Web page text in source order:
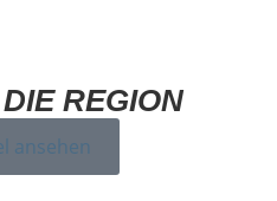
REGION
ansehen